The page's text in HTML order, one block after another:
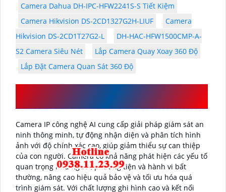
Camera Dahua DH-IPC-HFW2241S-S Tiết Kiệm
Camera Hikvision DS-2CD1327G2H-LIUF
Camera
Hikvision DS-2CD1T27G2-L
DH-HAC-HFW1500CMP-A-
S2 Camera Siêu Nét
Lắp Camera Quay Xoay 360 Độ
Lắp Đặt Camera Quan Sát 360 Độ
Camera IP công nghệ AI cung cấp giải pháp giám sát an
ninh thông minh, tự động nhận diện và phân tích hình
ảnh với độ chính xác cao, giúp giảm thiểu sự can thiệp
của con người. Camera có khả năng phát hiện các yếu tố
quan trọng như người, phương tiện và hành vi bất
thường, nâng cao hiệu quả bảo vệ và tối ưu hóa quá
trình giám sát. Với chất lượng ghi hình cao và kết nối